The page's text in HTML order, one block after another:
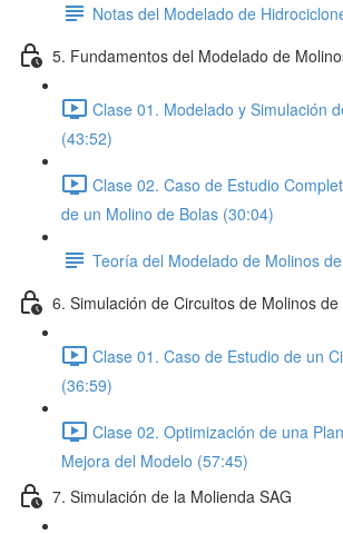
Notas del Modelado de
5. Fundamentos del Modelado de
Clase 01. Modelado y Simulación
(43:52)
Clase 02. Caso de Estudio
de un Molino de Bolas (30:04)
Teoría del Modelado de Molinos
6. Simulación de Circuitos de Molinos de
Clase 01. Caso de Estudio de un
(36:59)
Clase 02. Optimización de una
Mejora del Modelo (57:45)
7. Simulación de la Molienda SAG